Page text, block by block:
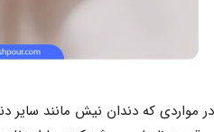
در مواردی که دندان نیش مانند سایر